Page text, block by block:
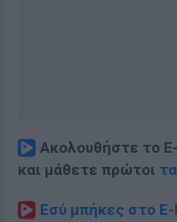
Ακολουθήστε το
και μάθετε πρώτοι
Εσύ μπήκες στο